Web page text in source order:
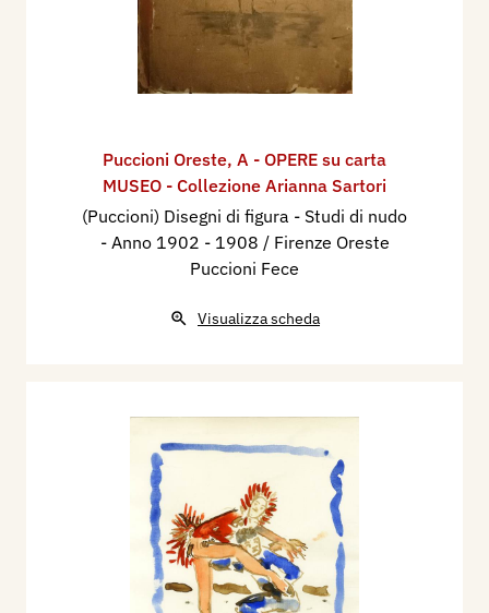
Puccioni Oreste, A - OPERE su carta
MUSEO - Collezione Arianna Sartori
(Puccioni) Disegni di figura - Studi di nudo
- Anno 1902 - 1908 / Firenze Oreste
Puccioni Fece
Visualizza scheda